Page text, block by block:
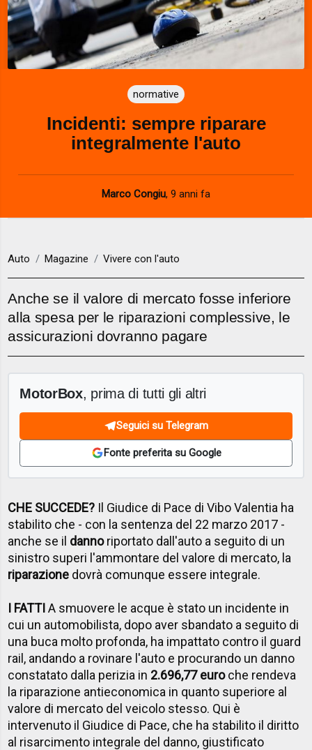
normative
Incidenti: sempre riparare
integralmente l'auto
Marco Congiu, 9 anni fa
Auto Magazine Vivere con l'auto
Anche se il valore di mercato fosse inferiore
alla spesa per le riparazioni complessive, le
assicurazioni dovranno pagare
MotorBox, prima di tutti gli altri
Seguici su Telegram
Fonte preferita su Google
CHE SUCCEDE? Il Giudice di Pace di Vibo Valentia ha
stabilito che - con la sentenza del 22 marzo 2017 -
anche se il dannoriportato dall'auto a seguito di un
sinistro superi l'ammontare del valore di mercato, la
riparazione dovrà comunque essere integrale.
I FATTIA smuovere le acque è stato un incidente in
cui un automobilista, dopo aver sbandato a seguito di
una buca molto profonda, ha impattato contro il guard
rail, andando a rovinare l'auto e procurando un danno
constatato dalla perizia in 2.696,77 euroche rendeva
la riparazione antieconomica in quanto superiore al
valore di mercato del veicolo stesso. Qui è
intervenuto il Giudice di Pace, che ha stabilito il diritto
al risarcimento integrale del danno, giustificato